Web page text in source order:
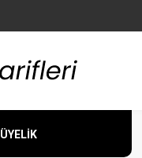
ÜYELİK